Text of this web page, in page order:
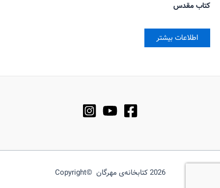
کتاب مقدس
اطلاعات بیشتر
2026 کتابخانه‌ی مهرگان ©Copyright